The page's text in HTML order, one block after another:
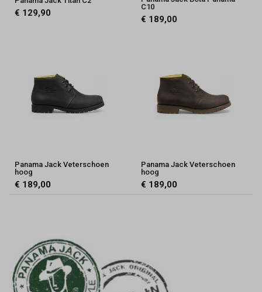
€ 129,90
C10
€ 189,00
Panama Jack Veterschoen
hoog
€ 189,00
Panama Jack Veterschoen
hoog
€ 189,00